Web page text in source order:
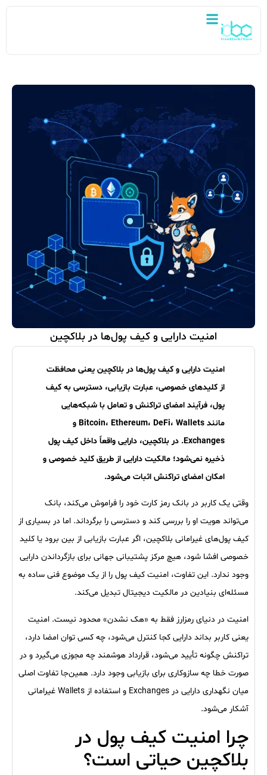
امنیت دارایی و کیف پول‌ها در بلاکچین
امنیت دارایی و کیف پول‌ها در بلاکچین یعنی محافظت
از کلیدهای خصوصی، عبارت بازیابی، دسترسی به کیف
پول، فرآیند امضای تراکنش و تعامل با شبکه‌هایی
مانند Bitcoin، Ethereum، DeFi، Wallets و
Exchanges. در بلاکچین، دارایی واقعاً داخل کیف پول
ذخیره نمی‌شود؛ مالکیت دارایی از طریق کلید خصوصی و
امکان امضای تراکنش اثبات می‌شود.
وقتی یک کاربر در بانک رمز کارت خود را فراموش می‌کند، بانک
می‌تواند هویت او را بررسی کند و دسترسی را برگرداند. اما در بسیاری از
کیف پول‌های غیرامانی بلاکچین، اگر عبارت بازیابی از بین برود یا کلید
خصوصی افشا شود، هیچ مرکز پشتیبانی جهانی برای بازگرداندن دارایی
وجود ندارد. این تفاوت، امنیت کیف پول را از یک موضوع فنی ساده به
مسئله‌ای بنیادین در مالکیت دیجیتال تبدیل می‌کند.
امنیت در دنیای رمزارز فقط به «هک نشدن» محدود نیست. امنیت
یعنی کاربر بداند دارایی کجا کنترل می‌شود، چه کسی توان امضا دارد،
تراکنش چگونه تأیید می‌شود، قرارداد هوشمند چه مجوزی می‌گیرد و در
صورت خطا چه سازوکاری برای بازیابی وجود دارد. همین‌جا تفاوت اصلی
میان نگهداری دارایی در Exchanges و استفاده از Wallets غیرامانی
آشکار می‌شود.
چرا امنیت کیف پول در
بلاکچین حیاتی است؟